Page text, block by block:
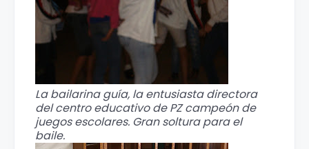
La bailarina guía, la entusiasta directora
del centro educativo de PZ campeón de
juegos escolares. Gran soltura para el
baile.